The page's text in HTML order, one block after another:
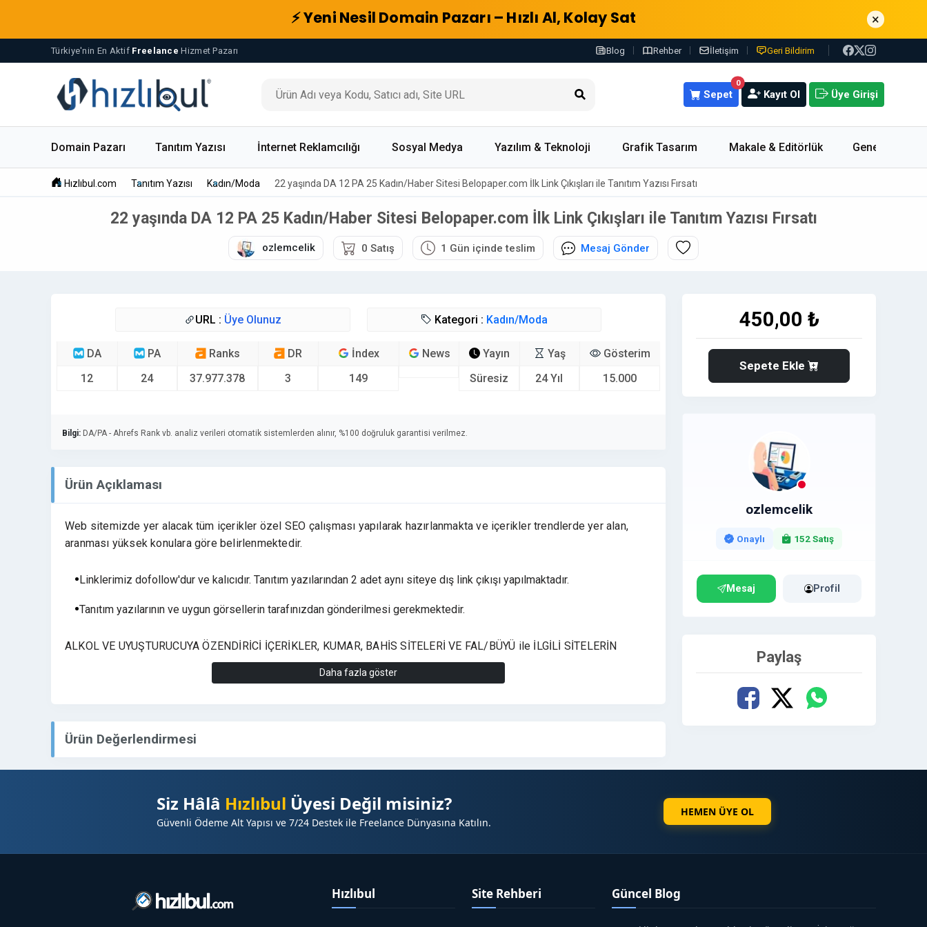
⚡ Yeni Nesil Domain Pazarı – Hızlı Al, Kolay Sat ×
Türkiye'nin En Aktif Freelance Hizmet Pazarı Blog Rehber İletişim Geri Bildirim
0
Sepet Kayıt Ol Üye Girişi
Domain Pazarı Tanıtım Yazısı İnternet Reklamcılığı Sosyal Medya Yazılım & Teknoloji Grafik Tasarım Makale & Editörlük Genel
Hızlıbul.com Tanıtım Yazısı Kadın/Moda 22 yaşında DA 12 PA 25 Kadın/Haber Sitesi Belopaper.com İlk Link Çıkışları ile Tanıtım Yazısı Fırsatı
22 yaşında DA 12 PA 25 Kadın/Haber Sitesi Belopaper.com İlk Link Çıkışları ile Tanıtım Yazısı Fırsatı
ozlemcelik 0 Satış 1 Gün içinde teslim Mesaj Gönder
URL : Üye Olunuz Kategori : Kadın/Moda
DA
12
PA
24
Ranks
37.977.378
DR
3
İndex
149
News
Yayın
Süresiz
Yaş
24 Yıl
Gösterim
15.000
Bilgi: DA/PA - Ahrefs Rank vb. analiz verileri otomatik sistemlerden alınır, %100 doğruluk garantisi verilmez.
Ürün Açıklaması
Web sitemizde yer alacak tüm içerikler özel SEO çalışması yapılarak hazırlanmakta ve içerikler trendlerde yer alan,
aranması yüksek konulara göre belirlenmektedir.
Linklerimiz dofollow'dur ve kalıcıdır. Tanıtım yazılarından 2 adet aynı siteye dış link çıkışı yapılmaktadır.
Tanıtım yazılarının ve uygun görsellerin tarafınızdan gönderilmesi gerekmektedir.
ALKOL VE UYUŞTURUCUYA ÖZENDİRİCİ İÇERİKLER, KUMAR, BAHİS SİTELERİ VE FAL/BÜYÜ ile İLGİLİ SİTELERİN
TANITIM YAZILARI KESİNLİKLE KABUL EDİLMEMEKTEDİR.
Tüm sitelerimiz için profilimi ziyaret edebilirsiniz.
Daha fazla göster
Ürün Değerlendirmesi
450,00 ₺
Sepete Ekle
ozlemcelik
Onaylı 152 Satış
Mesaj Profil
Paylaş
Siz Hâlâ Hızlıbul Üyesi Değil misiniz?
Güvenli Ödeme Alt Yapısı ve 7/24 Destek ile Freelance Dünyasına Katılın.
HEMEN ÜYE OL
Hızlıbul Site Rehberi Güncel Blog